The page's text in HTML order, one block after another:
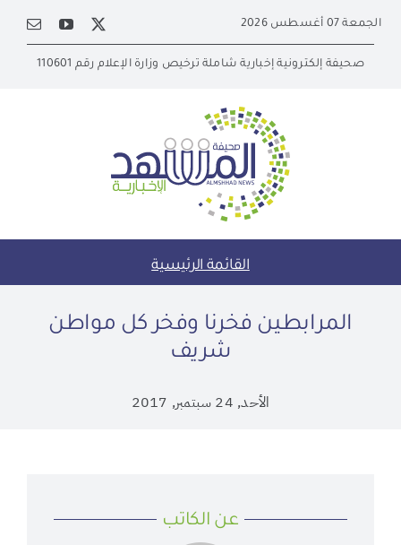
content
الجمعة 07 أغسطس 2026
صحيفة إلكترونية إخبارية شاملة ترخيص وزارة الإعلام رقم 110601
القائمة الرئيسية
المرابطين فخرنا وفخر كل مواطن
شريف
الأحد, 24 سبتمبر, 2017
عن الكاتب